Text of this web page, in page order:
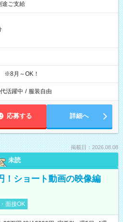
ご支給
※8月～OK！
活躍中 / 服装自由
応募する 詳細へ
掲載日：2026.08.08
未読
！ショート動画の映像編
面接OK